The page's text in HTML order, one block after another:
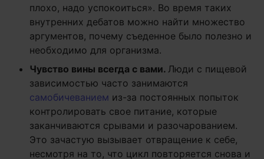
плохо, надо успокоиться». Во время таких
внутренних дебатов можно найти множество
аргументов, почему съеденное было полезно и
необходимо для организма.
Чувство вины всегда с вами. Люди с пищевой
зависимостью часто занимаются
самобичеванием из-за постоянных попыток
контролировать свое питание, которые
заканчиваются срывами и разочарованием.
Это зачастую вызывает отвращение к себе,
несмотря на то, что цикл повторяется снова и